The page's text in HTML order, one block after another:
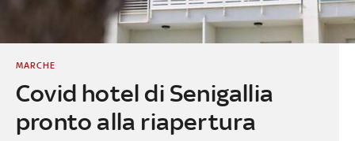
Covid hotel di Senigallia
pronto alla riapertura
MARCHE